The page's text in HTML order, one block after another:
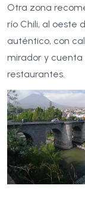
Otra zona
río Chili, al oeste
auténtico, con
mirador y cuenta
restaurantes.